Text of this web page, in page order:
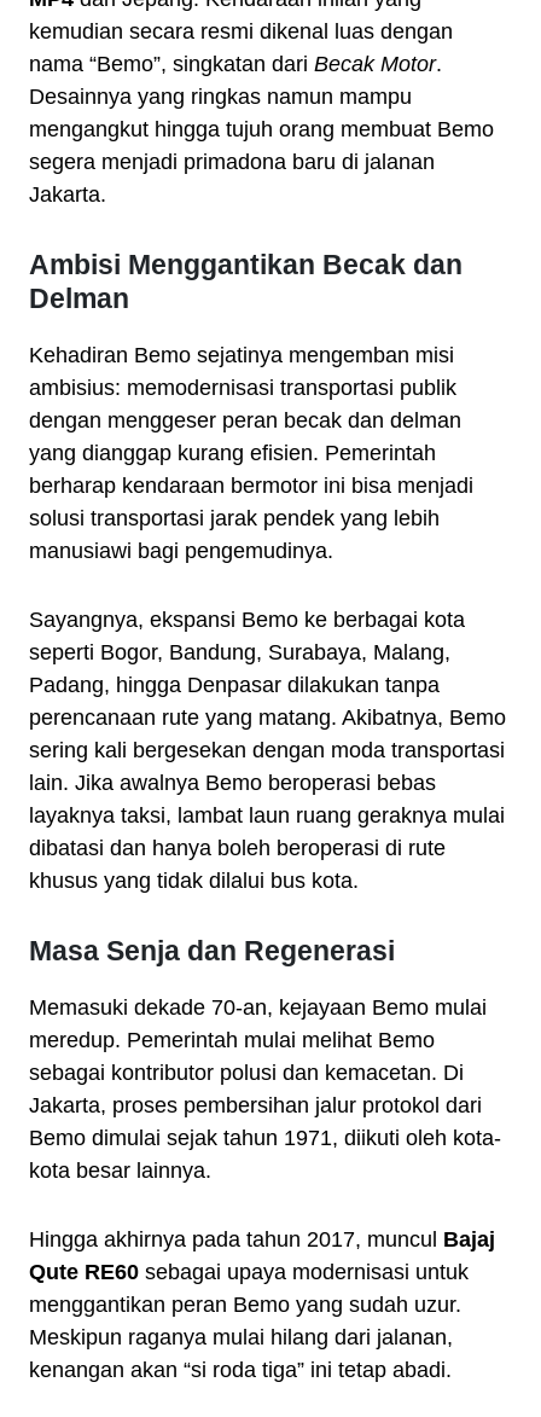
kemudian secara resmi dikenal luas dengan
nama “Bemo”, singkatan dari Becak Motor.
Desainnya yang ringkas namun mampu
mengangkut hingga tujuh orang membuat Bemo
segera menjadi primadona baru di jalanan
Jakarta.
Ambisi Menggantikan Becak dan
Delman
Kehadiran Bemo sejatinya mengemban misi
ambisius: memodernisasi transportasi publik
dengan menggeser peran becak dan delman
yang dianggap kurang efisien. Pemerintah
berharap kendaraan bermotor ini bisa menjadi
solusi transportasi jarak pendek yang lebih
manusiawi bagi pengemudinya.
Sayangnya, ekspansi Bemo ke berbagai kota
seperti Bogor, Bandung, Surabaya, Malang,
Padang, hingga Denpasar dilakukan tanpa
perencanaan rute yang matang. Akibatnya, Bemo
sering kali bergesekan dengan moda transportasi
lain. Jika awalnya Bemo beroperasi bebas
layaknya taksi, lambat laun ruang geraknya mulai
dibatasi dan hanya boleh beroperasi di rute
khusus yang tidak dilalui bus kota.
Masa Senja dan Regenerasi
Memasuki dekade 70-an, kejayaan Bemo mulai
meredup. Pemerintah mulai melihat Bemo
sebagai kontributor polusi dan kemacetan. Di
Jakarta, proses pembersihan jalur protokol dari
Bemo dimulai sejak tahun 1971, diikuti oleh kota-
kota besar lainnya.
Hingga akhirnya pada tahun 2017, muncul Bajaj
Qute RE60 sebagai upaya modernisasi untuk
menggantikan peran Bemo yang sudah uzur.
Meskipun raganya mulai hilang dari jalanan,
kenangan akan “si roda tiga” ini tetap abadi.